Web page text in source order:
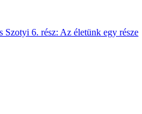
Szotyi 6. rész: Az életünk egy része